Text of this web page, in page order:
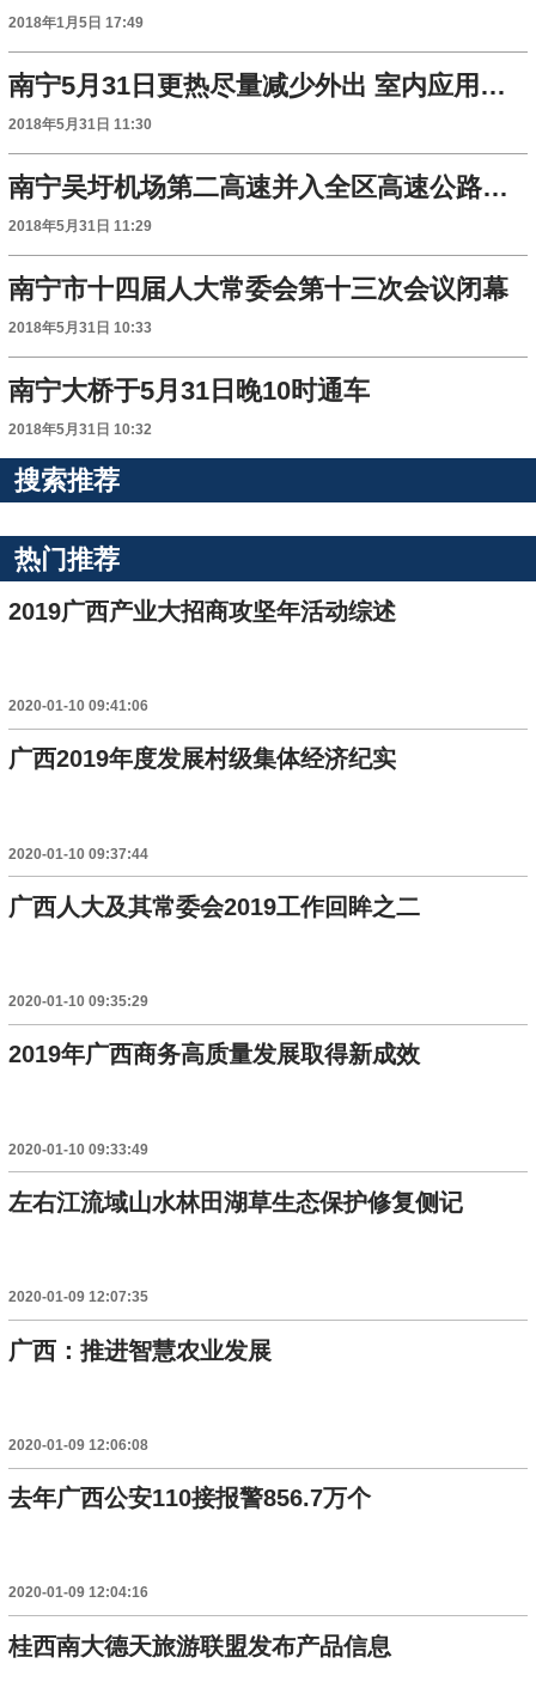
2018年1月5日 17:49
南宁5月31日更热尽量减少外出 室内应用空调降温
2018年5月31日 11:30
南宁吴圩机场第二高速并入全区高速公路联网收费
2018年5月31日 11:29
南宁市十四届人大常委会第十三次会议闭幕
2018年5月31日 10:33
南宁大桥于5月31日晚10时通车
2018年5月31日 10:32
搜索推荐
热门推荐
2019广西产业大招商攻坚年活动综述
2020-01-10 09:41:06
广西2019年度发展村级集体经济纪实
2020-01-10 09:37:44
广西人大及其常委会2019工作回眸之二
2020-01-10 09:35:29
2019年广西商务高质量发展取得新成效
2020-01-10 09:33:49
左右江流域山水林田湖草生态保护修复侧记
2020-01-09 12:07:35
广西：推进智慧农业发展
2020-01-09 12:06:08
去年广西公安110接报警856.7万个
2020-01-09 12:04:16
桂西南大德天旅游联盟发布产品信息